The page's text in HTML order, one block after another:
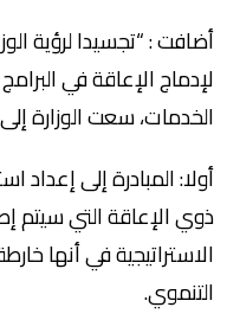
أضافت : “تجسيدا لرؤية
لإدماج الإعاقة في
الخدمات، سعت الوزارة
أولا: المبادرة إلى
ذوي الإعاقة التي سيتم
الاستراتيجية في أنها
التنموي.